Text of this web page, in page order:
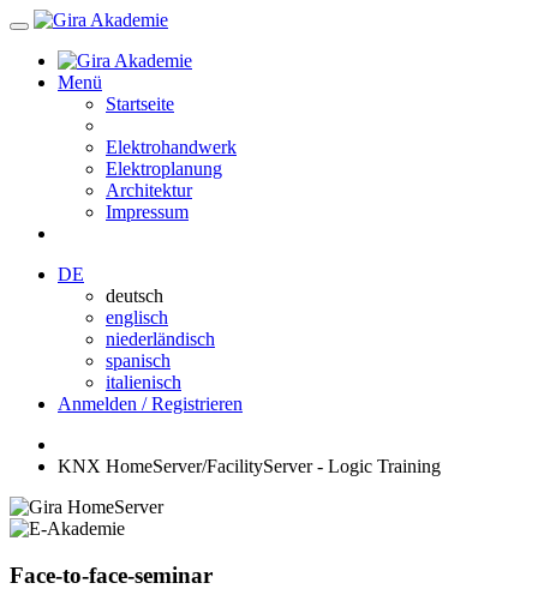
Menü
Startseite
Elektrohandwerk
Elektroplanung
Architektur
Impressum
DE
deutsch
englisch
niederländisch
spanisch
italienisch
Anmelden / Registrieren
KNX HomeServer/FacilityServer - Logic Training
Face-to-face-seminar